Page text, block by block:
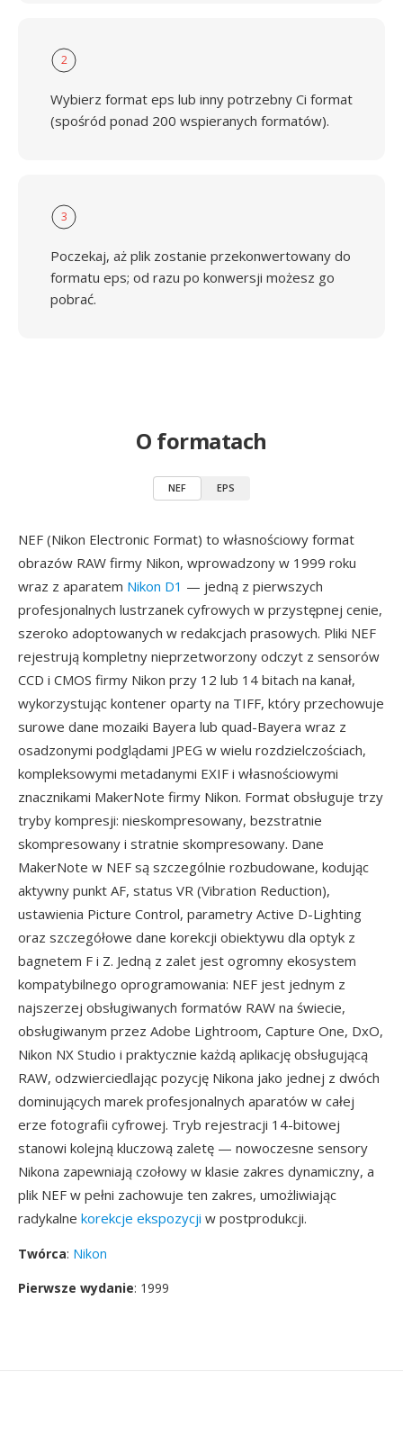
2
Wybierz format eps lub inny potrzebny Ci format
(spośród ponad 200 wspieranych formatów).
3
Poczekaj, aż plik zostanie przekonwertowany do
formatu eps; od razu po konwersji możesz go
pobrać.
O formatach
NEF EPS
NEF (Nikon Electronic Format) to własnościowy format
obrazów RAW firmy Nikon, wprowadzony w 1999 roku
wraz z aparatem Nikon D1 — jedną z pierwszych
profesjonalnych lustrzanek cyfrowych w przystępnej cenie,
szeroko adoptowanych w redakcjach prasowych. Pliki NEF
rejestrują kompletny nieprzetworzony odczyt z sensorów
CCD i CMOS firmy Nikon przy 12 lub 14 bitach na kanał,
wykorzystując kontener oparty na TIFF, który przechowuje
surowe dane mozaiki Bayera lub quad-Bayera wraz z
osadzonymi podglądami JPEG w wielu rozdzielczościach,
kompleksowymi metadanymi EXIF i własnościowymi
znacznikami MakerNote firmy Nikon. Format obsługuje trzy
tryby kompresji: nieskompresowany, bezstratnie
skompresowany i stratnie skompresowany. Dane
MakerNote w NEF są szczególnie rozbudowane, kodując
aktywny punkt AF, status VR (Vibration Reduction),
ustawienia Picture Control, parametry Active D-Lighting
oraz szczegółowe dane korekcji obiektywu dla optyk z
bagnetem F i Z. Jedną z zalet jest ogromny ekosystem
kompatybilnego oprogramowania: NEF jest jednym z
najszerzej obsługiwanych formatów RAW na świecie,
obsługiwanym przez Adobe Lightroom, Capture One, DxO,
Nikon NX Studio i praktycznie każdą aplikację obsługującą
RAW, odzwierciedlając pozycję Nikona jako jednej z dwóch
dominujących marek profesjonalnych aparatów w całej
erze fotografii cyfrowej. Tryb rejestracji 14-bitowej
stanowi kolejną kluczową zaletę — nowoczesne sensory
Nikona zapewniają czołowy w klasie zakres dynamiczny, a
plik NEF w pełni zachowuje ten zakres, umożliwiając
radykalne korekcje ekspozycji w postprodukcji.
Twórca: Nikon
Pierwsze wydanie: 1999